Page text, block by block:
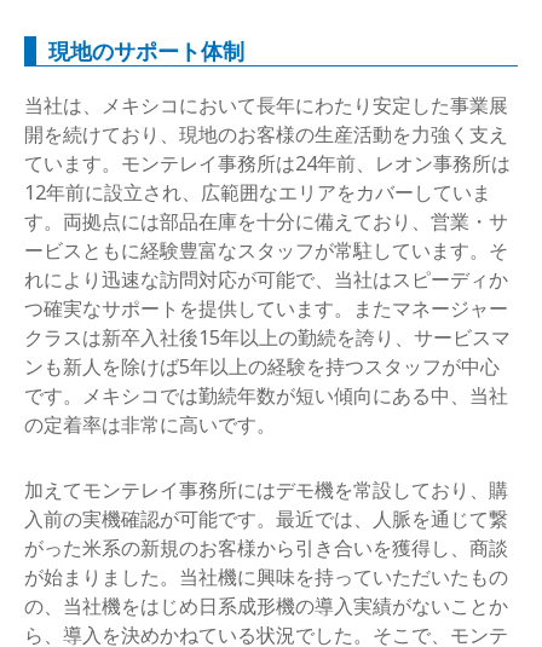
現地のサポート体制
当社は、メキシコにおいて長年にわたり安定した事業展
開を続けており、現地のお客様の生産活動を力強く支え
ています。モンテレイ事務所は24年前、レオン事務所は
12年前に設立され、広範囲なエリアをカバーしていま
す。両拠点には部品在庫を十分に備えており、営業・サ
ービスともに経験豊富なスタッフが常駐しています。そ
れにより迅速な訪問対応が可能で、当社はスピーディか
つ確実なサポートを提供しています。またマネージャー
クラスは新卒入社後15年以上の勤続を誇り、サービスマ
ンも新人を除けば5年以上の経験を持つスタッフが中心
です。メキシコでは勤続年数が短い傾向にある中、当社
の定着率は非常に高いです。
加えてモンテレイ事務所にはデモ機を常設しており、購
入前の実機確認が可能です。最近では、人脈を通じて繋
がった米系の新規のお客様から引き合いを獲得し、商談
が始まりました。当社機に興味を持っていただいたもの
の、当社機をはじめ日系成形機の導入実績がないことか
ら、導入を決めかねている状況でした。そこで、モンテ